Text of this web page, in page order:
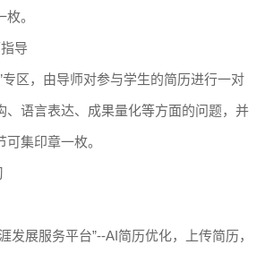
。
导
专区，由导师对参与学生的简历进行一对
、语言表达、成果量化等方面的问题，并
集印章一枚。
发展服务平台”--AI简历优化，上传简历，